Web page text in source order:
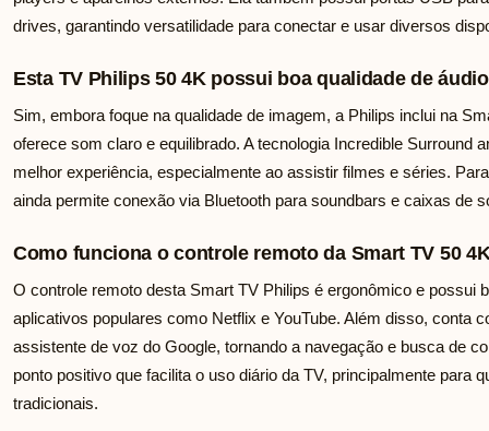
drives, garantindo versatilidade para conectar e usar diversos
Esta TV Philips 50 4K possui boa qualidade de
Sim, embora foque na qualidade de imagem, a Philips inclui na
oferece som claro e equilibrado. A tecnologia Incredible Surround
melhor experiência, especialmente ao assistir filmes e séries.
ainda permite conexão via Bluetooth para soundbars e caixas de
Como funciona o controle remoto da Smart TV 50
O controle remoto desta Smart TV Philips é ergonômico e possui
aplicativos populares como Netflix e YouTube. Além disso, conta
assistente de voz do Google, tornando a navegação e busca de
ponto positivo que facilita o uso diário da TV, principalmente para
tradicionais.